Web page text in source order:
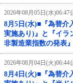
2026年08月05日(水)06:47
8月5日(水)■『為替介
実施あり)』と『イラ
非製造業指数の発表
2026年08月04日(火)06:44
8月4日(火)■『為替介